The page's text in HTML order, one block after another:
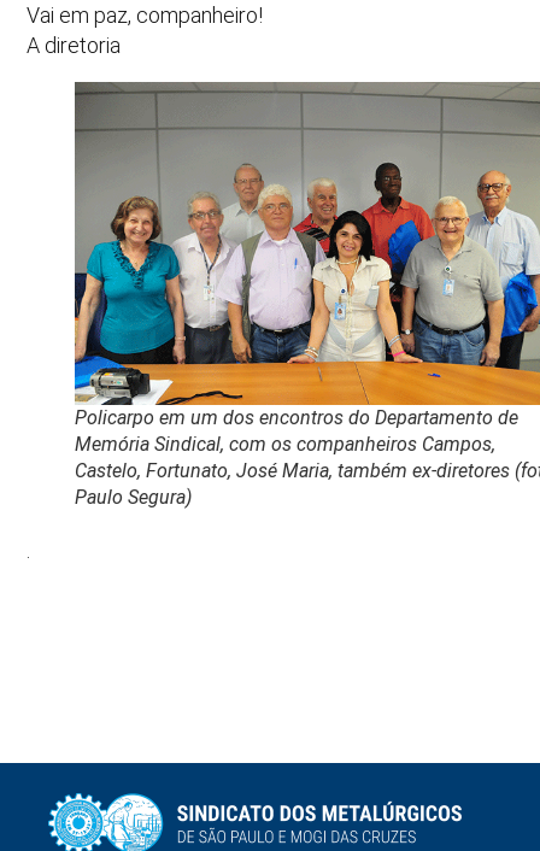
Vai em paz, companheiro!
A diretoria
Policarpo em um dos encontros do Departamento de
Memória Sindical, com os companheiros Campos,
Castelo, Fortunato, José Maria, também ex-diretores
Paulo Segura)